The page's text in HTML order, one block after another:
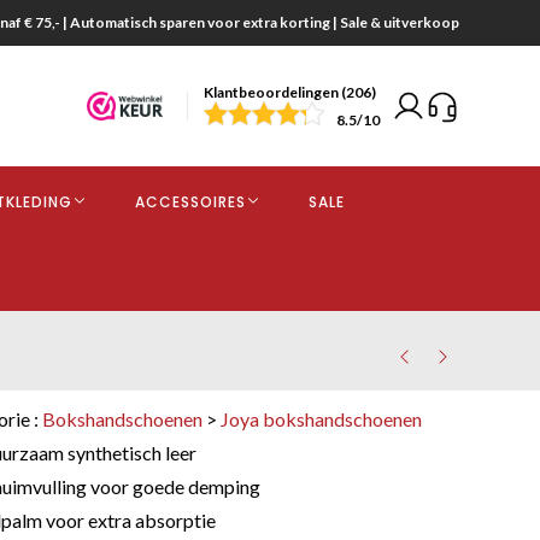
€ 75,- | Automatisch sparen voor extra korting | Sale & uitverkoop
Klantbeoordelingen (206)
8.5/10
ACCESSOIRES SALE
: Bokshandschoenen > Joya bokshandschoenen
synthetisch leer
voor goede demping
voor extra absorptie